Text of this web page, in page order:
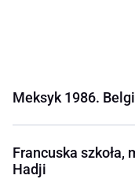
Meksyk 1986.
Francuska
Hadji